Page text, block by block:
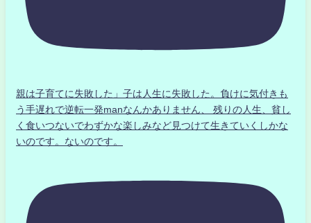
親は子育てに失敗した」子は人生に失敗した。負けに気付きも
う手遅れで逆転一発manなんかありません、 残りの人生、貧し
く食いつないでわずかな楽しみなど見つけて生きていくしかな
いのです。ないのです。